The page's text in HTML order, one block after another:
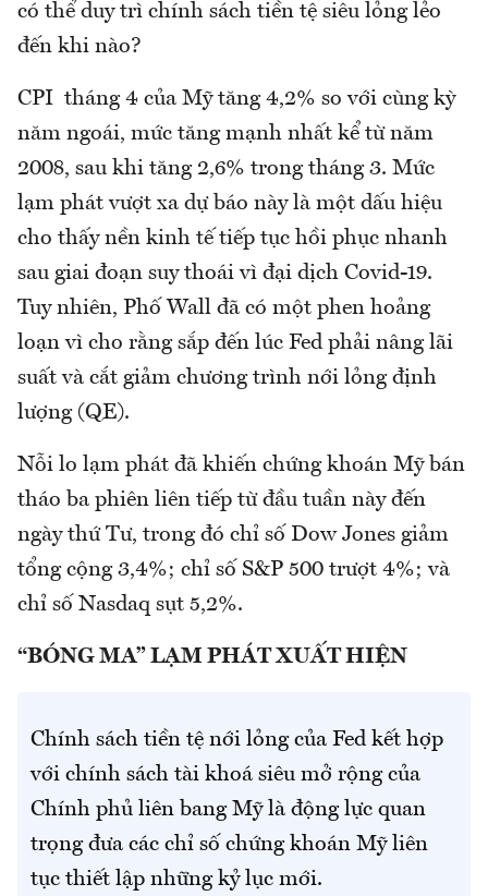
có thể duy trì chính sách tiền tệ siêu lỏng lẻo
đến khi nào?
CPI tháng 4 của Mỹ tăng 4,2% so với cùng kỳ
năm ngoái, mức tăng mạnh nhất kể từ năm
2008, sau khi tăng 2,6% trong tháng 3. Mức
lạm phát vượt xa dự báo này là một dấu hiệu
cho thấy nền kinh tế tiếp tục hồi phục nhanh
sau giai đoạn suy thoái vì đại dịch Covid-19.
Tuy nhiên, Phố Wall đã có một phen hoảng
loạn vì cho rằng sắp đến lúc Fed phải nâng lãi
suất và cắt giảm chương trình nới lỏng định
lượng (QE).
Nỗi lo lạm phát đã khiến chứng khoán Mỹ bán
tháo ba phiên liên tiếp từ đầu tuần này đến
ngày thứ Tư, trong đó chỉ số Dow Jones giảm
tổng cộng 3,4%; chỉ số S&P 500 trượt 4%; và
chỉ số Nasdaq sụt 5,2%.
“BÓNG MA” LẠM PHÁT XUẤT HIỆN
Chính sách tiền tệ nới lỏng của Fed kết hợp
với chính sách tài khoá siêu mở rộng của
Chính phủ liên bang Mỹ là động lực quan
trọng đưa các chỉ số chứng khoán Mỹ liên
tục thiết lập những kỷ lục mới.